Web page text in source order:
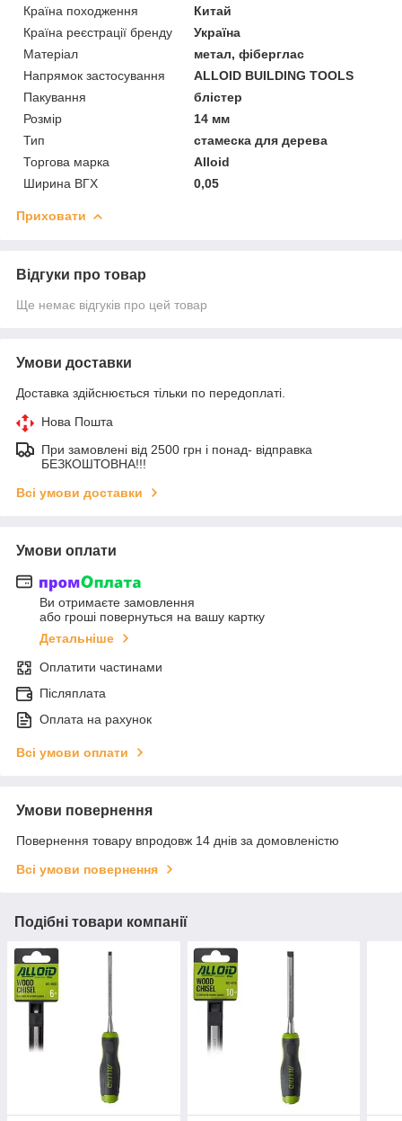
Країна походження
Китай
Країна реєстрації бренду
Україна
Матеріал
метал, фіберглас
Напрямок застосування
ALLOID BUILDING TOOLS
Пакування
блістер
Розмір
14 мм
Тип
стамеска для дерева
Торгова марка
Alloid
Ширина ВГХ
0,05
Приховати
Відгуки про товар
Ще немає відгуків про цей товар
Умови доставки
Доставка здійснюється тільки по передоплаті.
Нова Пошта
При замовлені від 2500 грн і понад- відправка
БЕЗКОШТОВНА!!!
Всі умови доставки
Умови оплати
Ви отримаєте замовлення
або гроші повернуться на вашу картку
Детальніше
Оплатити частинами
Післяплата
Оплата на рахунок
Всі умови оплати
Умови повернення
Повернення товару впродовж 14 днів за домовленістю
Всі умови повернення
Подібні товари компанії